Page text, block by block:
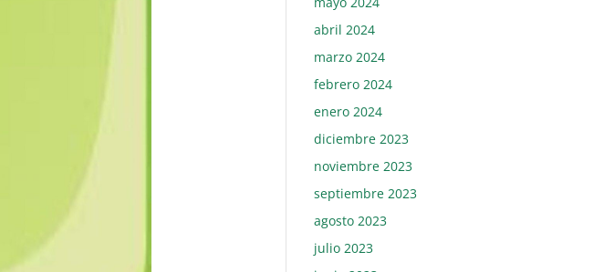
abril 2024
marzo 2024
febrero 2024
enero 2024
diciembre 2023
noviembre 2023
septiembre 2023
agosto 2023
julio 2023